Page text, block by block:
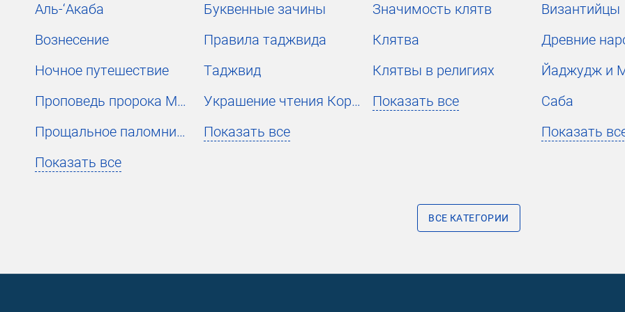
Аль-‘Акаба
Вознесение
Ночное путешествие
Проповедь пророка Мухаммада
Прощальное паломничество
Показать все
Буквенные зачины
Правила таджвида
Таджвид
Украшение чтения Корана
Показать все
Значимость клятв
Клятва
Клятвы в религиях
Показать все
Византийцы
Древние
Йаджудж и
Саба
Показать
ВСЕ КАТЕГОРИИ